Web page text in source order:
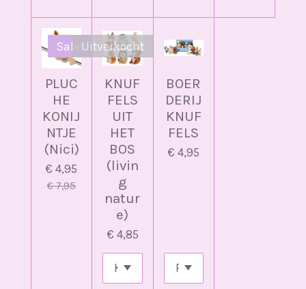
Sale!
PLUC
HE
KONIJ
NTJE
(Nici)
€ 4,95
€ 7,95
Uitverkocht
KNUF
FELS
UIT
HET
BOS
(livin
g
natur
e)
€ 4,85
BOER
DERIJ
KNUF
FELS
€ 4,95